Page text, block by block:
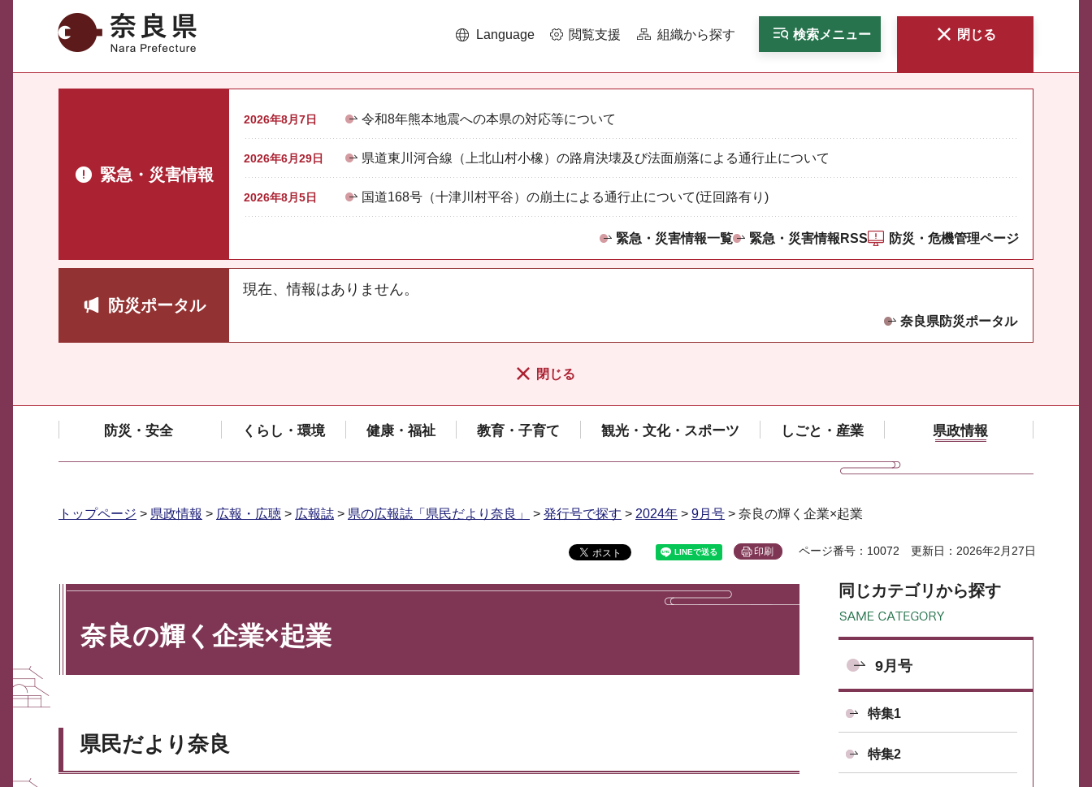
奈良県 Language 閲覧支援 組織から探す 検索メニュー 閉じる
緊急・災害情報
2026年8月7日 令和8年熊本地震への本県の対応等について
2026年6月29日 県道東川河合線（上北山村小橡）の路肩決壊及び法面崩落による通行止について
2026年8月5日 国道168号（十津川村平谷）の崩土による通行止について(迂回路有り)
緊急・災害情報一覧 緊急・災害情報RSS 防災・危機管理ページ
防災ポータル
現在、情報はありません。
奈良県防災ポータル
閉じる
防災・安全 くらし・環境 健康・福祉 教育・子育て 観光・文化・スポーツ しごと・産業 県政情報
トップページ > 県政情報 > 広報・広聴 > 広報誌 > 県の広報誌「県民だより奈良」 > 発行号で探す > 2024年 > 9月号 > 奈良の輝く企業×起業
印刷 ページ番号：10072 更新日：2026年2月27日
奈良の輝く企業×起業
県民だより奈良
同じカテゴリから探す
9月号
特集1
特集2